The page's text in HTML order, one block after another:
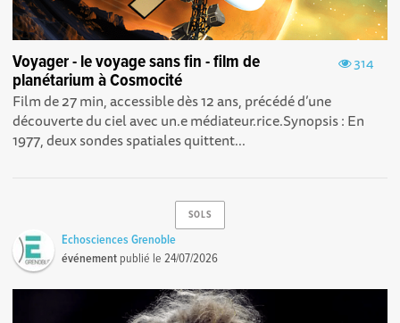
314
Voyager - le voyage sans fin - film de
planétarium à Cosmocité
Film de 27 min, accessible dès 12 ans, précédé d’une
découverte du ciel avec un.e médiateur.rice.Synopsis : En
1977, deux sondes spatiales quittent...
SOLS
Echosciences Grenoble
événement publié le24/07/2026